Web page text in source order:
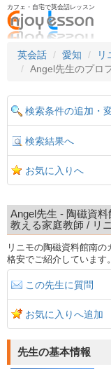
カフェ・自宅で英会話レッスン
英会話
愛知 リ
Angel先生のプロ
検索条件の追加・
検索結果へ
お気に入りへ
Angel先生 - 陶磁資
教える家庭教師 / リ
リニモの陶磁資料館南
格安でご紹介しています。
この先生に質問
お気に入りへ追加
先生の基本情報